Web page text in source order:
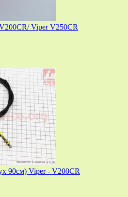
Viper V250CR
90см) Viper - V200CR